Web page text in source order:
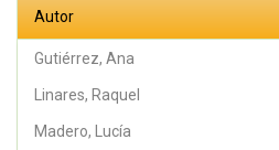
Autor
Gutiérrez, Ana
Linares, Raquel
Madero, Lucía